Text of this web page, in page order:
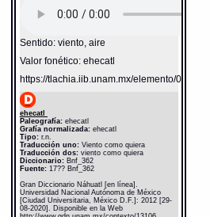
Sentido: viento, aire
Valor fonético: ehecatl
https://tlachia.iib.unam.mx/elemento/04.02.05
ehecatl
Paleografía:ehecatl
Grafía normalizada:ehecatl
Tipo:r.n.
Traducción uno:Viento como quiera
Traducción dos:viento como quiera
Diccionario: Bnf_362
Fuente:17?? Bnf_362
Gran Diccionario Náhuatl [en línea].
Universidad Nacional Autónoma de México
[Ciudad Universitaria, México D.F.]: 2012 [29-
08-2020]. Disponible en la Web